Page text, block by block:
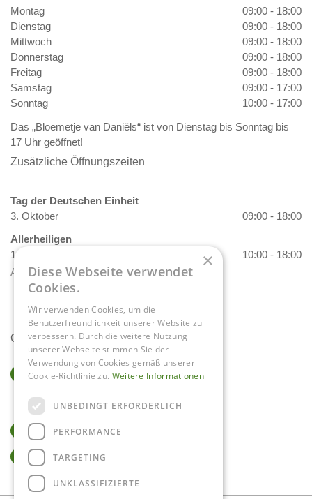
Montag
09:00 - 18:00
Dienstag
09:00 - 18:00
Mittwoch
09:00 - 18:00
Donnerstag
09:00 - 18:00
Freitag
09:00 - 18:00
Samstag
09:00 - 17:00
Sonntag
10:00 - 17:00
Das „Bloemetje van Daniëls“ ist von Dienstag bis Sonntag bis
17 Uhr geöffnet!
Zusätzliche Öffnungszeiten
Tag der Deutschen Einheit
3. Oktober
09:00 - 18:00
Allerheiligen
1. November
10:00 - 18:00
Alle Öffnungszeiten anzeigen
Contact
Gartencenter Daniëls
6063 NL Vlodrop
0475-534298
info@tuincentrumdaniels.nl
×
Diese Webseite verwendet
Cookies.
Wir verwenden Cookies, um die
Benutzerfreundlichkeit unserer Website zu
verbessern. Durch die weitere Nutzung
unserer Webseite stimmen Sie der
Verwendung von Cookies gemäß unserer
Cookie-Richtlinie zu. Weitere Informationen
UNBEDINGT ERFORDERLICH
PERFORMANCE
TARGETING
UNKLASSIFIZIERTE